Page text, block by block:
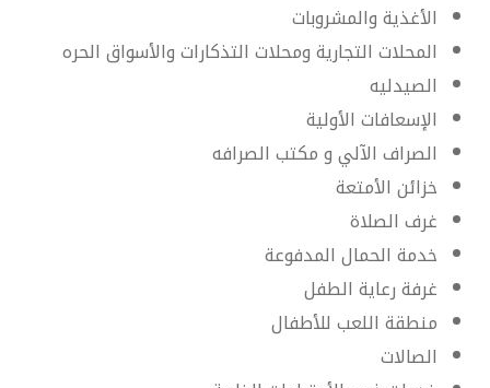
الأغذية والمشروبات
المحلات التجارية ومحلات التذكارات والأسواق الحره
الصيدليه
الإسعافات الأولية
الصراف الآلي و مكتب الصرافه
خزائن الأمتعة
غرف الصلاة
خدمة الحمال المدفوعة
غرفة رعاية الطفل
منطقة اللعب للأطفال
الصالات